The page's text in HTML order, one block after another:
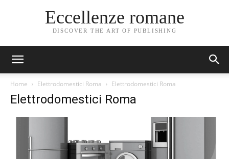
Eccellenze romane
DISCOVER THE ART OF PUBLISHING
Home Elettrodomestici Roma Elettrodomestici Roma
Elettrodomestici Roma